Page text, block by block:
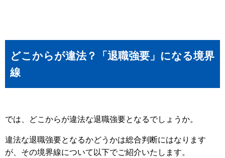
どこからが違法？「退職強要」になる境界
線
では、どこからが違法な退職強要となるでしょうか。
違法な退職強要となるかどうかは総合判断にはなります
が、その境界線について以下でご紹介いたします。